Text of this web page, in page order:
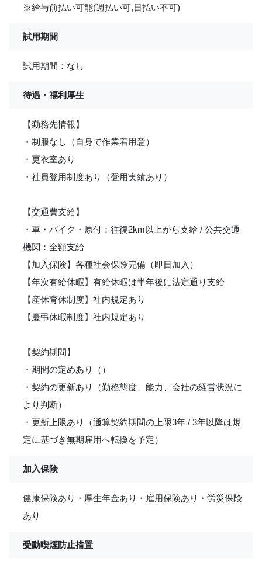
※給与前払い可能(週払い可,日払い不可)
試用期間
試用期間：なし
待遇・福利厚生
【勤務先情報】
・制服なし（自身で作業着用意）
・更衣室あり
・社員登用制度あり（登用実績あり）
【交通費支給】
・車・バイク・原付：往復2km以上から支給 / 公共交通
機関：全額支給
【加入保険】各種社会保険完備（即日加入）
【年次有給休暇】有給休暇は半年後に法定通り支給
【産休育休制度】社内規定あり
【慶弔休暇制度】社内規定あり
【契約期間】
・期間の定めあり（）
・契約の更新あり（勤務態度、能力、会社の経営状況に
より判断）
・更新上限あり（通算契約期間の上限3年 / 3年以降は規
定に基づき無期雇用へ転換を予定）
加入保険
健康保険あり・厚生年金あり・雇用保険あり・労災保険
あり
受動喫煙防止措置